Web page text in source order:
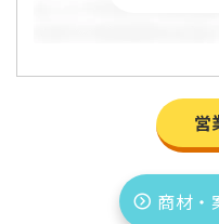
今す
プロフィールを
営
商材・